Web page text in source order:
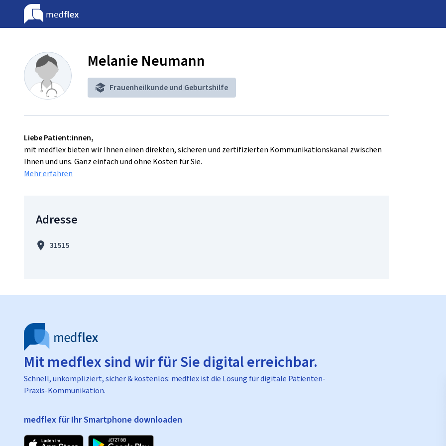
Melanie Neumann
Frauenheilkunde und Geburtshilfe
Liebe Patient:innen,
mit medflex bieten wir Ihnen einen direkten, sicheren und zertifizierten Kommunikationskanal zwischen
Ihnen und uns. Ganz einfach und ohne Kosten für Sie.
Mehr erfahren
Adresse
31515
Mit medflex sind wir für Sie digital erreichbar.
Schnell, unkompliziert, sicher & kostenlos: medflex ist die Lösung für digitale Patienten-
Praxis-Kommunikation.
medflex für Ihr Smartphone downloaden